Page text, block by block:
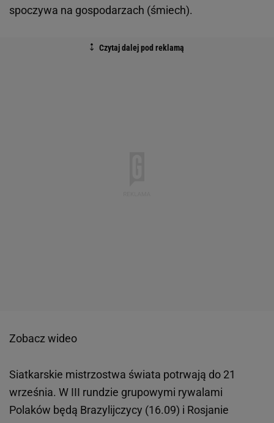
spoczywa na gospodarzach (śmiech).
Zobacz wideo
Siatkarskie mistrzostwa świata potrwają do 21
września. W III rundzie grupowymi rywalami
Polaków będą Brazylijczycy (16.09) i Rosjanie